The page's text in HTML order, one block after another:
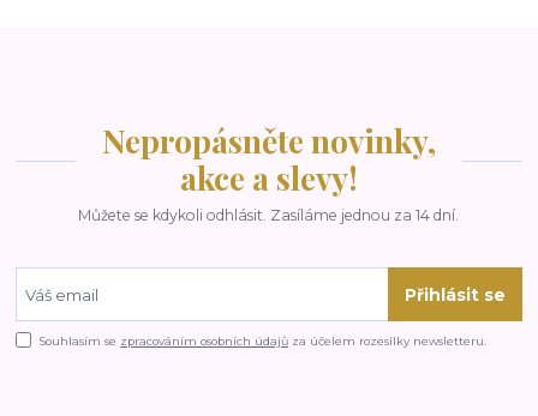
Nepropásněte novinky,
akce a slevy!
Můžete se kdykoli odhlásit. Zasíláme jednou za 14 dní.
Přihlásit se
Souhlasím se zpracováním osobních údajů za účelem rozesílky newsletteru.